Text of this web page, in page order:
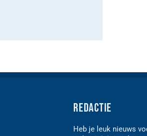
Redactie
Heb je leuk nieuws